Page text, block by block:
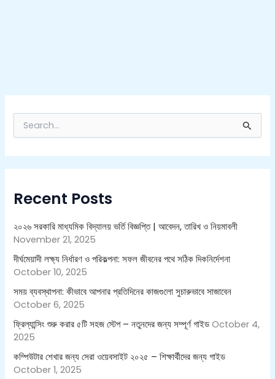
e
f
r
:
Recent Posts
২০২৬ সরকারি মাধ্যমিক বিদ্যালয় ভর্তি বিজ্ঞপ্তি | আবেদন, তারিখ ও নিয়মাবলী
November 21, 2025
দীর্ঘমেয়াদী লক্ষ্য নির্ধারণ ও পরিকল্পনা: সফল জীবনের পথে সঠিক দিকনির্দেশনা
October 10, 2025
সময় ব্যবস্থাপনা: কীভাবে আপনার প্রতিদিনের কাজগুলো সুচারুভাবে সাজাবেন
October 6, 2025
ফ্রিল্যান্সিং শুরু করার ৫টি সহজ স্টেপ – নতুনদের জন্য সম্পূর্ণ গাইড October 4,
2025
কম্পিউটার শেখার জন্য সেরা ওয়েবসাইট ২০২৫ – শিক্ষার্থীদের জন্য গাইড
October 1, 2025